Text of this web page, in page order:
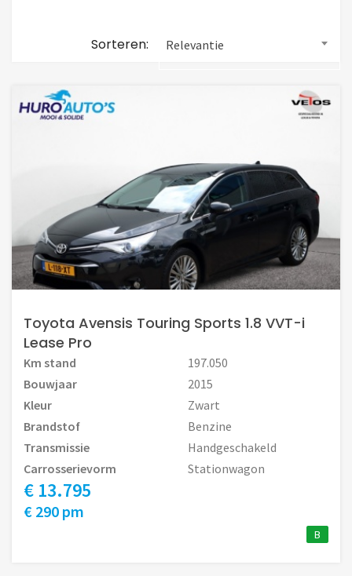
Sorteren: Relevantie
Toyota Avensis Touring Sports 1.8 VVT-i
Lease Pro
Km stand
197.050
Bouwjaar
2015
Kleur
Zwart
Brandstof
Benzine
Transmissie
Handgeschakeld
Carrosserievorm
Stationwagon
€ 13.795
€ 290 pm
B